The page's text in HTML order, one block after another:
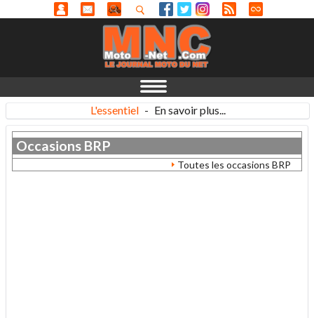
L'essentiel - En savoir plus...
Occasions BRP
Toutes les occasions BRP